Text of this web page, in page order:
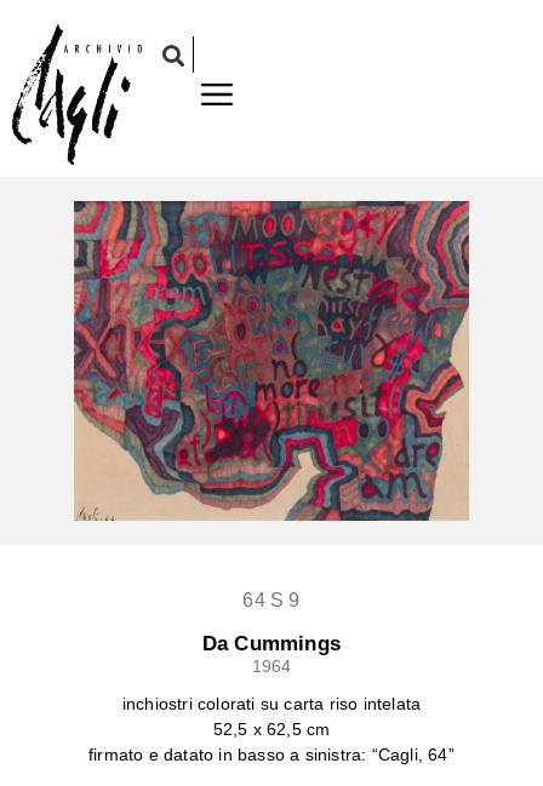
64 S 9
Da Cummings
1964
inchiostri colorati su carta riso intelata
52,5 x 62,5 cm
firmato e datato in basso a sinistra: “Cagli, 64”